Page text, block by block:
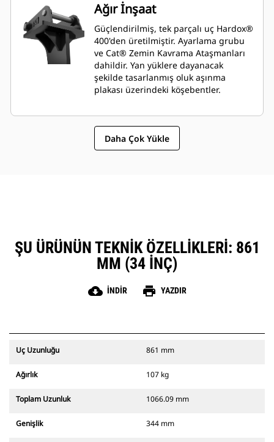
Ağır İnşaat
Güçlendirilmiş, tek parçalı uç Hardox®
400'den üretilmiştir. Ayarlama grubu
ve Cat® Zemin Kavrama Ataşmanları
dahildir. Yan yüklere dayanacak
şekilde tasarlanmış oluk aşınma
plakası üzerindeki köşebentler.
Daha Çok Yükle
ŞU ÜRÜNÜN TEKNIK ÖZELLIKLERI: 861
MM (34 INÇ)
cloud_download İNDIR print YAZDIR
Uç Uzunluğu 861 mm
Ağırlık 107 kg
Toplam Uzunluk 1066.09 mm
Genişlik 344 mm